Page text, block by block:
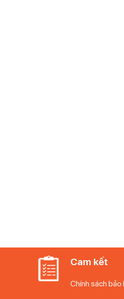
quả hơn.
Bạn có thể tránh
Cam kết
Chính sách bảo